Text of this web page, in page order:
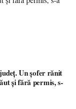
Un șofer rănit
și fără permis, s-